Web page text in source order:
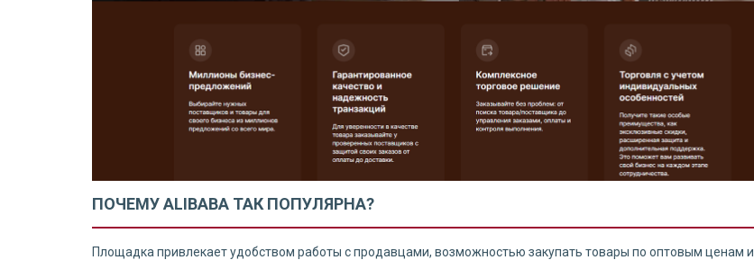
ПОЧЕМУ ALIBABA ТАК ПОПУЛЯРНА?
Площадка привлекает удобством работы с продавцами, возможностью закупать товары по оптовым ценам и